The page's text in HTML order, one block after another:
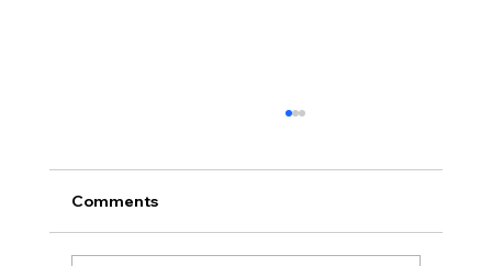
사랑하는 성도 여러분! 하나님께서 가장 싫어하
시는 것이 무엇일가요? 모두가 아시는 대로 바로
교만입니다. 이번 새벽기도 본문인 에스겔에서도
Comments